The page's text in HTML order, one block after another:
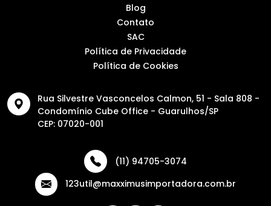
Blog
Contato
SAC
Política de Privacidade
Política de Cookies
Rua Silvestre Vasconcelos Calmon, 51 - Sala 808 -
Condomínio Cube Office - Guarulhos/SP
CEP: 07020-001
(11) 94705-3074
123util@maxximusimportadora.com.br